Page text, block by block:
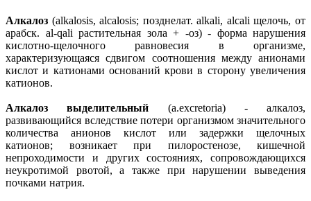
Алкалоз (alkalosis, alcalosis; позднелат. alkali, alcali щелочь, от
арабск. al-qali растительная зола + -оз) - форма нарушения
кислотно-щелочного равновесия в организме,
характеризующаяся сдвигом соотношения между анионами
кислот и катионами оснований крови в сторону увеличения
катионов.
Алкалоз выделительный (a.excretoria) - алкалоз,
развивающийся вследствие потери организмом значительного
количества анионов кислот или задержки щелочных
катионов; возникает при пилоростенозе, кишечной
непроходимости и других состояниях, сопровождающихся
неукротимой рвотой, а также при нарушении выведения
почками натрия.